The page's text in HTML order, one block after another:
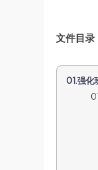
文件目
01.强化